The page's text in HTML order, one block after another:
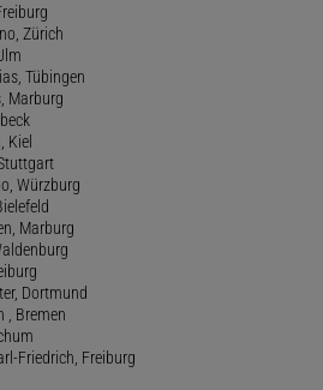
Zürich
Tübingen
Marburg
Kiel
Würzburg
Marburg
Dortmund
, Bremen
Friedrich, Freiburg